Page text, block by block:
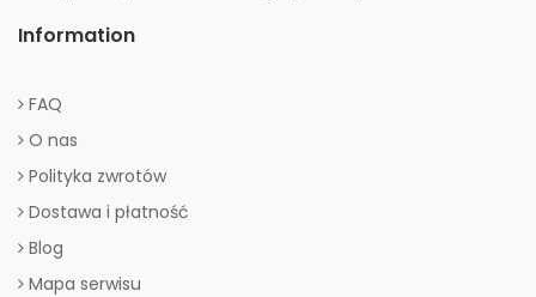
Information
FAQ
O nas
Polityka zwrotów
Dostawa i płatność
Blog
Mapa serwisu